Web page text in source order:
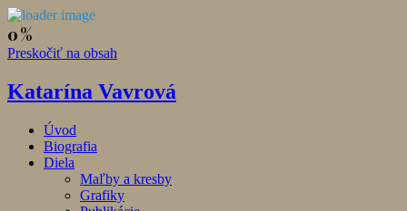
Preskočiť na obsah
Katarína Vavrová
Úvod
Biografia
Diela
Maľby a kresby
Grafiky